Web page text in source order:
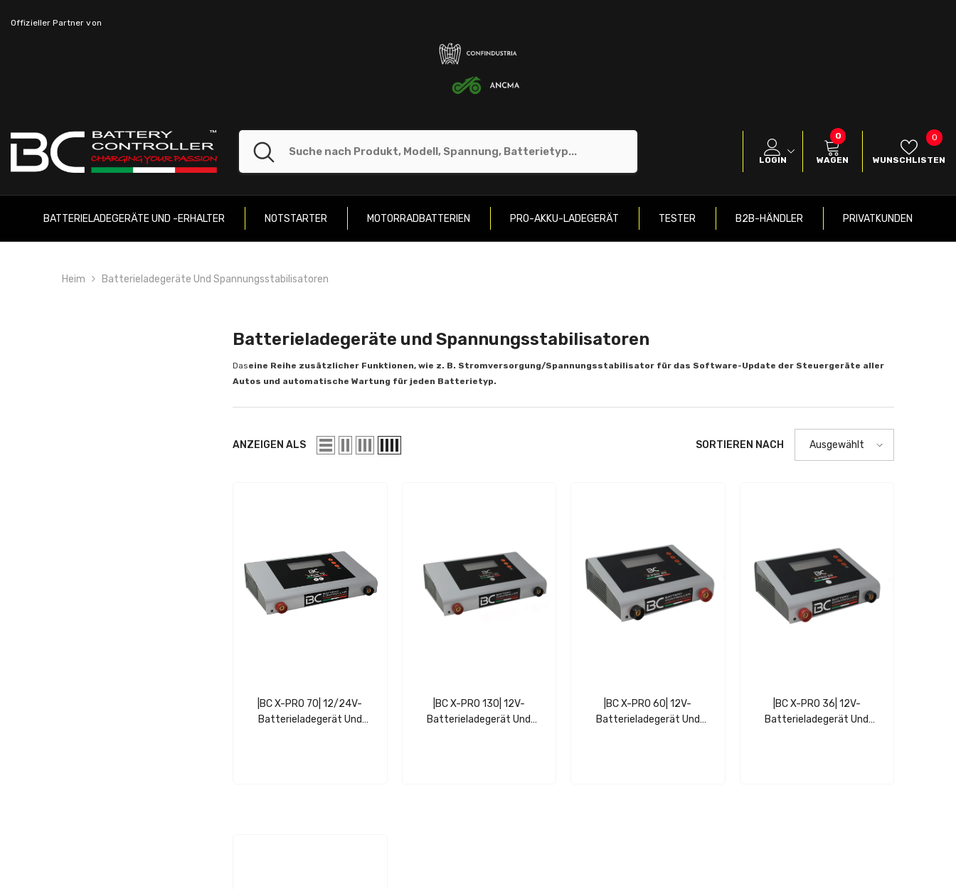
Offizieller Partner von
LOGIN WAGEN
00
WUNSCHLISTEN
0
BATTERIELADEGERÄTE UND -ERHALTER NOTSTARTER MOTORRADBATTERIEN PRO-AKKU-LADEGERÄT TESTER B2B-HÄNDLER PRIVATKUNDEN
Heim Batterieladegeräte Und Spannungsstabilisatoren
Batterieladegeräte und Spannungsstabilisatoren
Daseine Reihe zusätzlicher Funktionen, wie z. B. Stromversorgung/Spannungsstabilisator für das Software-Update der Steuergeräte aller
Autos und automatische Wartung für jeden Batterietyp.
ANZEIGEN ALS SORTIEREN NACH Ausgewählt
|BC X-PRO 70| 12/24V-
Batterieladegerät Und
|BC X-PRO 130| 12V-
Batterieladegerät Und
|BC X-PRO 60| 12V-
Batterieladegerät Und
|BC X-PRO 36| 12V-
Batterieladegerät Und